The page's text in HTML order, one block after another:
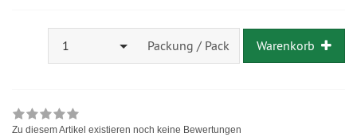
1 Packung / Pack Warenkorb
Zu diesem Artikel existieren noch keine Bewertungen